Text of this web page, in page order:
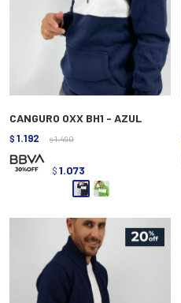
CANGURO OXX BH1 - AZUL
$ 1.192 $ 1.490
$ 1.073